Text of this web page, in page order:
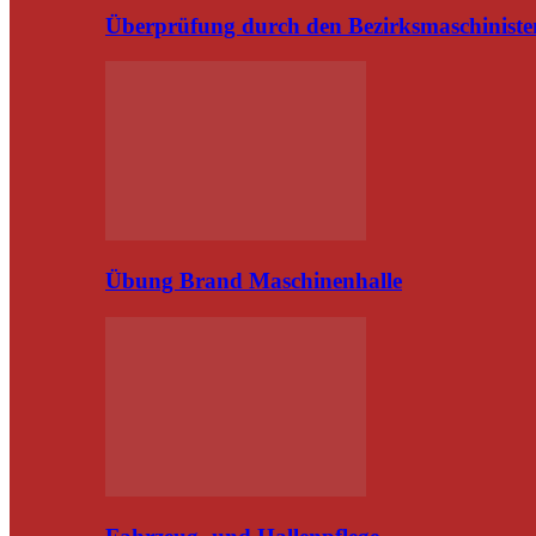
Überprüfung durch den
Übung Brand Maschinenhalle